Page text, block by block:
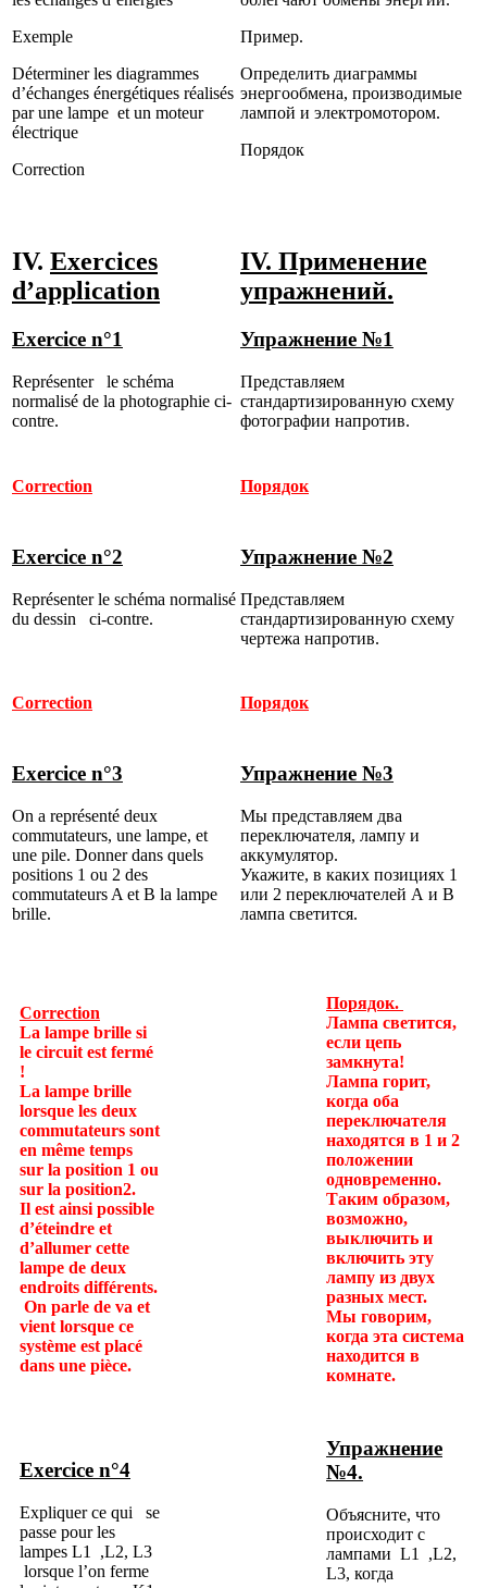
Exemple
Déterminer les diagrammes
d’échanges énergétiques réalisés
par une lampe et un moteur
électrique
Correction
Пример.
Определить диаграммы
энергообмена, производимые
лампой и электромотором.
Порядок
IV. Exercices
d’application
Exercice n°1
Représenter le schéma
normalisé de la photographie ci-
contre.
IV. Применение
упражнений.
Упражнение №1
Представляем
стандартизированную схему
фотографии напротив.
Correction Порядок
Exercice n°2
Représenter le schéma normalisé
du dessin ci-contre.
Упражнение №2
Представляем
стандартизированную схему
чертежа напротив.
Correction Порядок
Exercice n°3
On a représenté deux
commutateurs, une lampe, et
une pile. Donner dans quels
positions 1 ou 2 des
commutateurs A et B la lampe
brille.
Упражнение №3
Мы представляем два
переключателя, лампу и
аккумулятор.
Укажите, в каких позициях 1
или 2 переключателей А и В
лампа светится.
Correction
La lampe brille si
le circuit est fermé
!
La lampe brille
lorsque les deux
commutateurs sont
en même temps
sur la position 1 ou
sur la position2.
Il est ainsi possible
d’éteindre et
d’allumer cette
lampe de deux
endroits différents.
On parle de va et
vient lorsque ce
système est placé
dans une pièce.
Порядок.
Лампа светится,
если цепь
замкнута!
Лампа горит,
когда оба
переключателя
находятся в 1 и 2
положении
одновременно.
Таким образом,
возможно,
выключить и
включить эту
лампу из двух
разных мест.
Мы говорим,
когда эта система
находится в
комнате.
Exercice n°4
Expliquer ce qui se
passe pour les
lampes L1 ,L2, L3
lorsque l’on ferme
Упражнение
№4.
Объясните, что
происходит с
лампами L1 ,L2,
L3, когда